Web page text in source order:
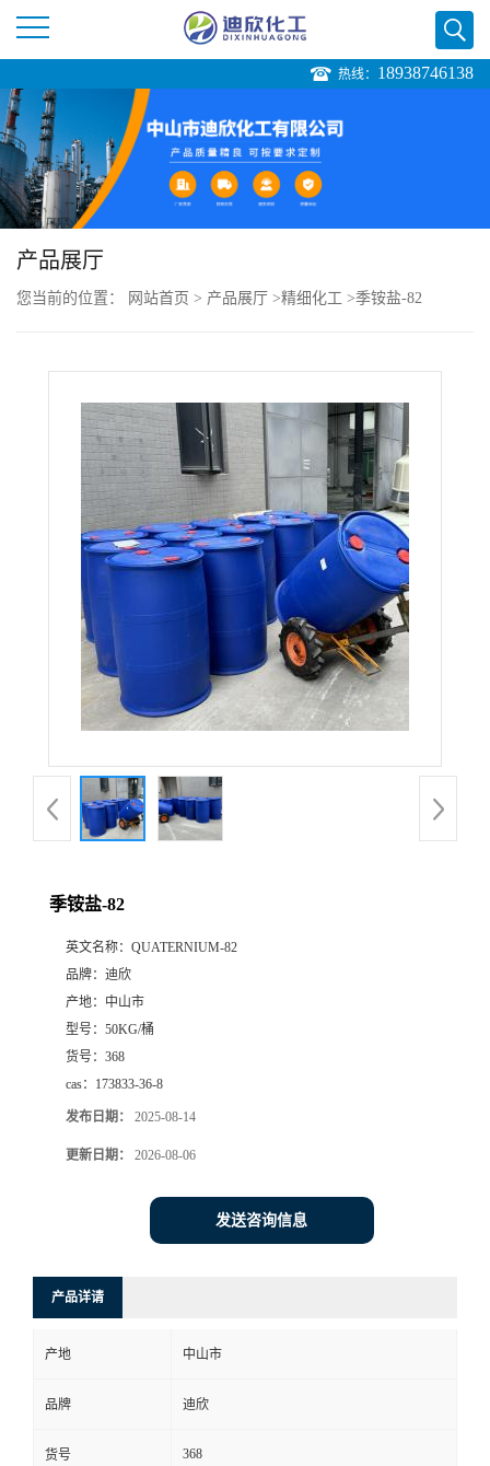
司
首
页
公
厅
式
在
线
热线： 18938746138
产品展厅
您当前的位置： 网站首页 > 产品展厅 >精细化工 >季铵盐-82
季铵盐-82
英文名称： QUATERNIUM-82
品牌： 迪欣
产地： 中山市
型号： 50KG/桶
货号： 368
cas： 173833-36-8
发布日期： 2025-08-14
更新日期： 2026-08-06
发送咨询信息
产品详请
产地 中山市
品牌 迪欣
货号 368